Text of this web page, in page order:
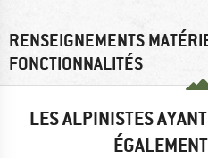
RENSEIGNEMENTS
FONCTIONNALITÉS
LES ALPINISTES